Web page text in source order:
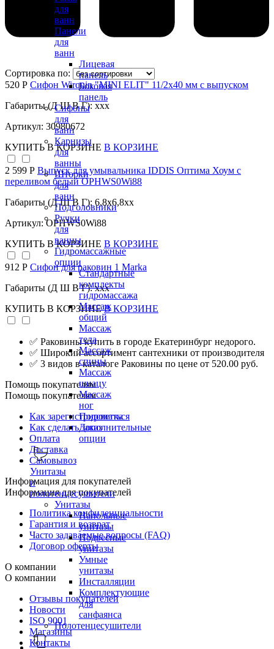
для
ванн
Панели
для
ванн
Лицевая
панель
Боковая
панель
Сифоны
для
ванн
Карнизы
для
ванны
Шторки
для
ванн
Подголовники
Ручки
для
ванны
Гидромассажные
опции
Стандартные
комплекты
гидромассажа
Массаж
общий
Массаж
тела
Массаж
спины
Массаж
шиацу
Массаж
ног
Подсветка
Дополнительные
опции
Унитазы
и
полотенцесушители
Унитазы
Напольные
унитазы
Подвесные
унитазы
Умные
унитазы
Инсталляции
Комплектующие
для
санфаянса
Полотенцесушители
Сортировка по:
520 Р Сифон Wirquin "MINI ELIT" 11/2х40 мм с выпуском
Габариты (Д Ш В Г): xxx
Артикул: 30980672
КУПИТЬ В КОРЗИНЕ В КОРЗИНЕ
2 599 Р Выпуск для умывальника IDDIS Оптима Хоум с
переливом белый OPHWS0Wi88
Габариты (Д Ш В Г): 6,8x6,8xx
Артикул: OPHWS0Wi88
КУПИТЬ В КОРЗИНЕ В КОРЗИНЕ
912 Р Сифон для раковин 1 Marka
Габариты (Д Ш В Г): xxx
КУПИТЬ В КОРЗИНЕ В КОРЗИНЕ
✅ Раковины купить в городе Екатеринбург недорого.
✅ Широкий ассортимент сантехники от производителя
✅ 3 видов в каталоге Раковины по цене от 520.00 руб.
Помощь покупателям
Помощь покупателям
Как зарегистрироваться
Как сделать заказ
Оплата
Доставка
Самовывоз
Информация для покупателей
Информация для покупателей
Политика конфиденциальности
Гарантия и возврат
Часто задаваемые вопросы (FAQ)
Договор оферты
О компании
О компании
Отзывы покупателей
Новости
ISO 9001
Магазины
Контакты